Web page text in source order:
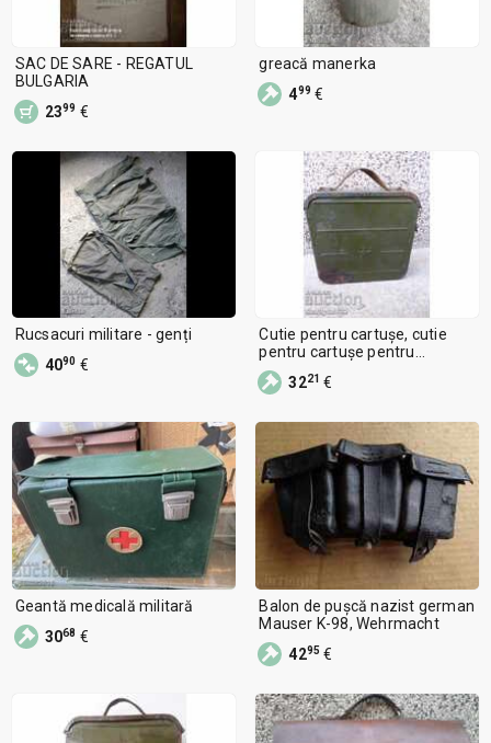
SAC DE SARE - REGATUL
BULGARIA
2399 €
greacă manerka
499 €
Rucsacuri militare - genți
4090 €
Cutie pentru cartușe, cutie
pentru cartușe pentru
mitraliera Maxim URSS
3221 €
Geantă medicală militară
3068 €
Balon de pușcă nazist german
Mauser K-98, Wehrmacht
4295 €